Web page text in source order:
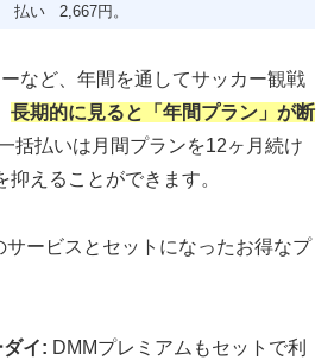
払い
2,667円。
など、年間を通してサッカー観戦
長期的に見ると「年間プラン」が断
括払いは月間プランを12ヶ月続け
えることができます。
サービスとセットになったお得なプ
イ: DMMプレミアムもセットで利